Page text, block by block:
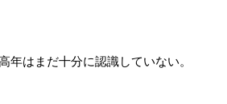
はまだ十分に認識していない。